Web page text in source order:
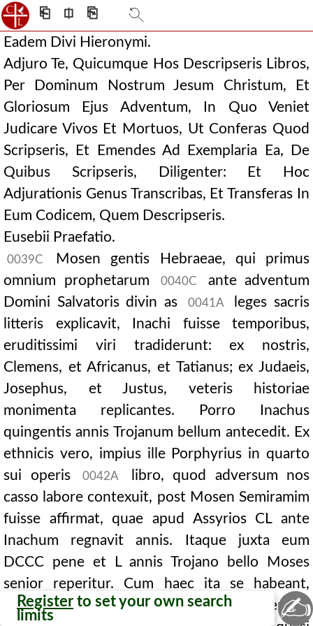
⎗ ⎅ ⎘
Eadem Divi Hieronymi.
Adjuro Te, Quicumque Hos Descripseris Libros,
Per Dominum Nostrum Jesum Christum, Et
Gloriosum Ejus Adventum, In Quo Veniet
Judicare Vivos Et Mortuos, Ut Conferas Quod
Scripseris, Et Emendes Ad Exemplaria Ea, De
Quibus Scripseris, Diligenter: Et Hoc
Adjurationis Genus Transcribas, Et Transferas In
Eum Codicem, Quem Descripseris.
Eusebii Praefatio.
0039C
Mosen gentis Hebraeae, qui primus
omnium prophetarum
0040C
ante adventum
Domini Salvatoris divin as
0041A
leges sacris
litteris explicavit, Inachi fuisse temporibus,
eruditissimi viri tradiderunt: ex nostris,
Clemens, et Africanus, et Tatianus; ex Judaeis,
Josephus, et Justus, veteris historiae
monimenta replicantes. Porro Inachus
quingentis annis Trojanum bellum antecedit. Ex
ethnicis vero, impius ille Porphyrius in quarto
sui operis
0042A
libro, quod adversum nos
casso labore contexuit, post Mosen Semiramim
fuisse affirmat, quae apud Assyrios CL ante
Inachum regnavit annis. Itaque juxta eum
DCCC pene et L annis Trojano bello Moses
senior reperitur. Cum haec ita se habeant,
necessarium duxi veritatem diligentius
Register to set your own search
limits
✍